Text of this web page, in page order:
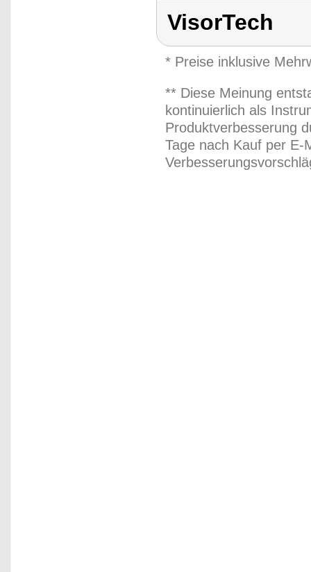
VisorTech
* Preise inklusive
** Diese Meinung
kontinuierlich als
Produktverbesserung
Tage nach Kauf per E-